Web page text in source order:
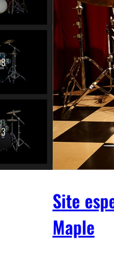
Site
Maple